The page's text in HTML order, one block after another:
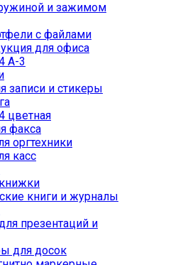
и зажимом
с файлами
для офиса
А-3
записи и стикеры
цветная
факса
оргтехники
касс
книги и журналы
презентаций и
для досок